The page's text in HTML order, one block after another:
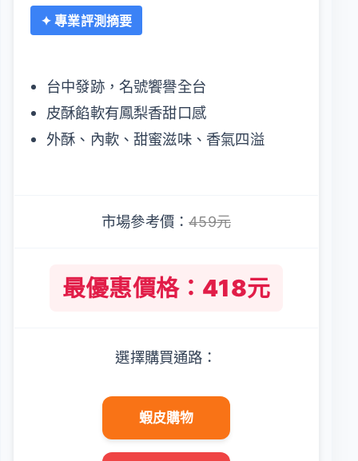
✦ 專業評測摘要
台中發跡，名號饗譽全台
皮酥餡軟有鳳梨香甜口感
外酥、內軟、甜蜜滋味、香氣四溢
市場參考價：459元
最優惠價格：418元
選擇購買通路：
蝦皮購物